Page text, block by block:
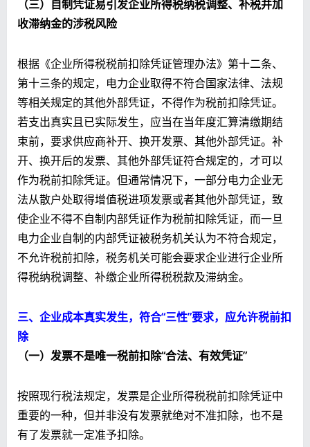
（三） 自制凭证易引发企业所得税纳税调整、补税并加
收滞纳金的涉税风险
根据《企业所得税税前扣除凭证管理办法》第十二条、
第十三条的规定，电力企业取得不符合国家法律、法规
等相关规定的其他外部凭证，不得作为税前扣除凭证。
若支出真实且已实际发生，应当在当年度汇算清缴期结
束前，要求供应商补开、换开发票、其他外部凭证。补
开、换开后的发票、其他外部凭证符合规定的，才可以
作为税前扣除凭证。但通常情况下，一部分电力企业无
法从散户处取得增值税进项发票或者其他外部凭证，致
使企业不得不自制内部凭证作为税前扣除凭证，而一旦
电力企业自制的内部凭证被税务机关认为不符合规定，
不允许税前扣除，税务机关可能会要求企业进行企业所
得税纳税调整、补缴企业所得税税款及滞纳金。
三、企业成本真实发生，符合“三性”要求，应允许税前扣
除
（一）发票不是唯一税前扣除“合法、有效凭证”
按照现行税法规定，发票是企业所得税税前扣除凭证中
重要的一种，但并非没有发票就绝对不准扣除，也不是
有了发票就一定准予扣除。